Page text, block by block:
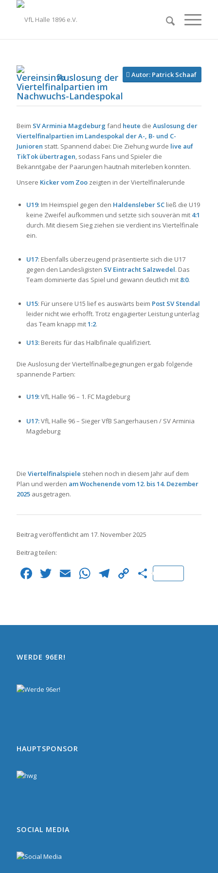
Autor: Patrick Schaaf
Auslosung der
Viertelfinalpartien im
Nachwuchs-Landespokal
Beim SV Arminia Magdeburg fand heute die Auslosung der
Viertelfinalpartien im Landespokal der A-, B- und C-
Junioren statt. Spannend dabei: Die Ziehung wurde live auf
TikTok übertragen, sodass Fans und Spieler die
Bekanntgabe der Paarungen hautnah miterleben konnten.
Unsere Kicker vom Zoozeigten in der Viertelfinalerunde
U19: Im Heimspiel gegen den Haldensleber SCließ die U19
keine Zweifel aufkommen und setzte sich souverän mit 4:1
durch. Mit diesem Sieg ziehen sie verdient ins Viertelfinale
ein.
U17: Ebenfalls überzeugend präsentierte sich die U17
gegen den Landesligisten SV Eintracht Salzwedel. Das
Team dominierte das Spiel und gewann deutlich mit 8:0.
U15: Für unsere U15 lief es auswärts beim Post SV Stendal
leider nicht wie erhofft. Trotz engagierter Leistung unterlag
das Team knapp mit1:2.
U13:Bereits für das Halbfinale qualifiziert.
Die Auslosung der Viertelfinalbegegnungen ergab folgende
spannende Partien:
U19:VfL Halle 96 – 1. FC Magdeburg
U17:VfL Halle 96 – Sieger VfB Sangerhausen / SV Arminia
Magdeburg
Die Viertelfinalspiele stehen noch in diesem Jahr auf dem
Plan und werden am Wochenende vom 12. bis 14. Dezember
2025ausgetragen.
Beitrag veröffentlicht am 17. November 2025
Beitrag teilen:
Facebook
Twitter
EmailWhatsApp
Telegram
Copy
Teilen
WERDE 96ER!
HAUPTSPONSOR
SOCIAL MEDIA